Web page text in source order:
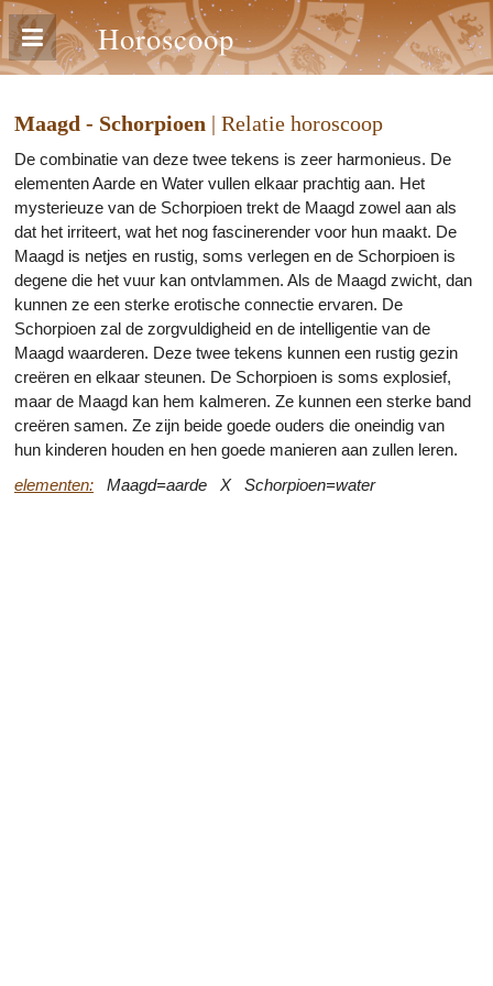
Horoscoop
Maagd - Schorpioen | Relatie horoscoop
De combinatie van deze twee tekens is zeer harmonieus. De
elementen Aarde en Water vullen elkaar prachtig aan. Het
mysterieuze van de Schorpioen trekt de Maagd zowel aan als
dat het irriteert, wat het nog fascinerender voor hun maakt. De
Maagd is netjes en rustig, soms verlegen en de Schorpioen is
degene die het vuur kan ontvlammen. Als de Maagd zwicht, dan
kunnen ze een sterke erotische connectie ervaren. De
Schorpioen zal de zorgvuldigheid en de intelligentie van de
Maagd waarderen. Deze twee tekens kunnen een rustig gezin
creëren en elkaar steunen. De Schorpioen is soms explosief,
maar de Maagd kan hem kalmeren. Ze kunnen een sterke band
creëren samen. Ze zijn beide goede ouders die oneindig van
hun kinderen houden en hen goede manieren aan zullen leren.
elementen: Maagd=aarde X Schorpioen=water